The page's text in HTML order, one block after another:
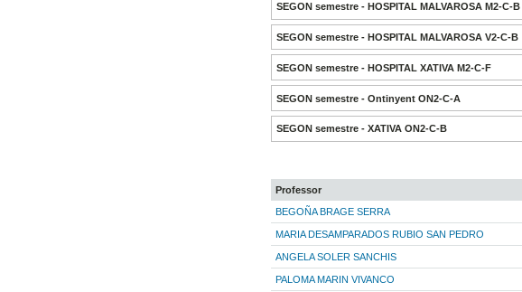
SEGON semestre - HOSPITAL MALVAROSA M2-C-B
SEGON semestre - HOSPITAL MALVAROSA V2-C-B
SEGON semestre - HOSPITAL XATIVA M2-C-F
SEGON semestre - Ontinyent ON2-C-A
SEGON semestre - XATIVA ON2-C-B
Professor
BEGOÑA BRAGE SERRA
MARIA DESAMPARADOS RUBIO SAN PEDRO
ANGELA SOLER SANCHIS
PALOMA MARIN VIVANCO